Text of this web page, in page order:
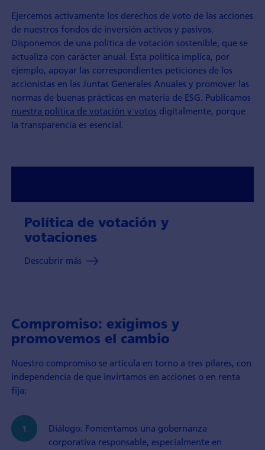
Ejercemos activamente los derechos de voto de las acciones
de nuestros fondos de inversión activos y pasivos.
Disponemos de una política de votación sostenible, que se
actualiza con carácter anual. Esta política implica, por
ejemplo, apoyar las correspondientes peticiones de los
accionistas en las Juntas Generales Anuales y promover las
normas de buenas prácticas en materia de ESG. Publicamos
nuestra política de votación y votos digitalmente, porque
la transparencia es esencial.
Política de votación y
votaciones
Descubrir más
Compromiso: exigimos y
promovemos el cambio
Nuestro compromiso se articula en torno a tres pilares, con
independencia de que invirtamos en acciones o en renta
fija:
Diálogo: Fomentamos una gobernanza
corporativa responsable, especialmente en